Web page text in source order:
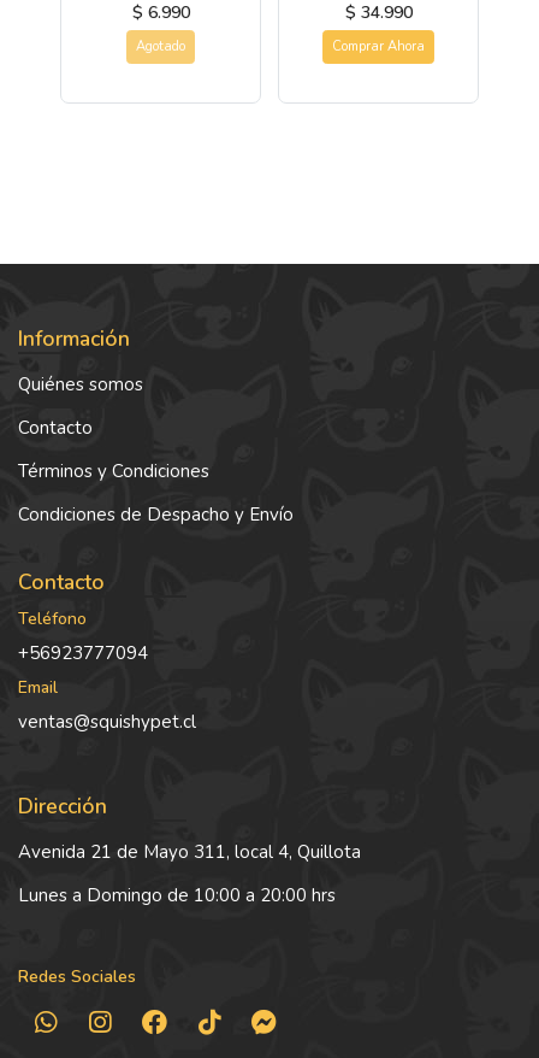
$ 6.990
Agotado
$ 34.990
Comprar Ahora
Información
Quiénes somos
Contacto
Términos y Condiciones
Condiciones de Despacho y Envío
Contacto
Teléfono
+56923777094
Email
ventas@squishypet.cl
Dirección
Avenida 21 de Mayo 311, local 4, Quillota
Lunes a Domingo de 10:00 a 20:00 hrs
Redes Sociales